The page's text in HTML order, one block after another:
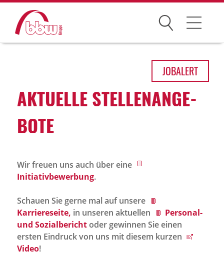
Suchen
Über uns
Historie
bbw als Arbeitgeber
Jobportal
Presse und Medien
JOBALERT
AKTU­ELLE STEL­LEN­AN­GE­
BOTE
Wir freuen uns auch über eine
Initiativbewerbung.
Schauen Sie gerne mal auf unsere
Karriereseite, in unseren aktuellen
Personal-
und Sozialberichtoder gewinnen Sie einen
ersten Eindruck von uns mit diesem kurzen
Video!